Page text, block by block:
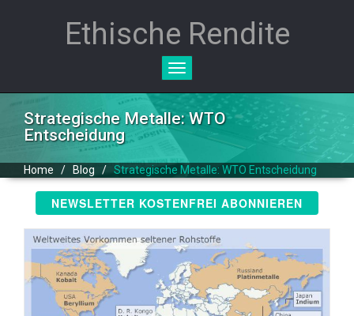
Ethische Rendite
Toggle
Strategische Metalle: WTO
Entscheidung
Home / Blog / Strategische Metalle: WTO Entscheidung
NEWSLETTER KOSTENFREI ABONNIEREN